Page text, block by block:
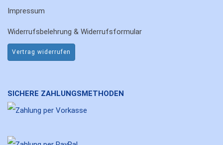
Impressum
Widerrufsbelehrung & Widerrufsformular
Vertrag widerrufen
SICHERE ZAHLUNGSMETHODEN